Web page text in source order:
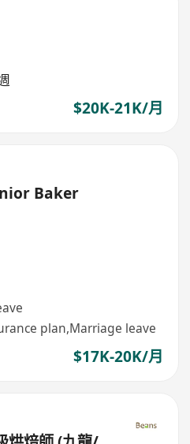
$20K-21K/月
Baker
plan,Marriage leave
$17K-20K/月